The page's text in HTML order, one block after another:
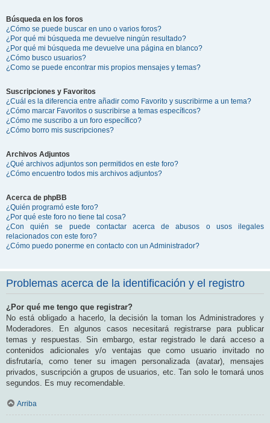
Búsqueda en los foros
¿Cómo se puede buscar en uno o varios foros?
¿Por qué mi búsqueda me devuelve ningún resultado?
¿Por qué mi búsqueda me devuelve una página en blanco?
¿Cómo busco usuarios?
¿Como se puede encontrar mis propios mensajes y temas?
Suscripciones y Favoritos
¿Cuál es la diferencia entre añadir como Favorito y suscribirme a un tema?
¿Cómo marcar Favoritos o suscribirse a temas específicos?
¿Cómo me suscribo a un foro específico?
¿Cómo borro mis suscripciones?
Archivos Adjuntos
¿Qué archivos adjuntos son permitidos en este foro?
¿Cómo encuentro todos mis archivos adjuntos?
Acerca de phpBB
¿Quién programó este foro?
¿Por qué este foro no tiene tal cosa?
¿Con quién se puede contactar acerca de abusos o usos ilegales
relacionados con este foro?
¿Cómo puedo ponerme en contacto con un Administrador?
Problemas acerca de la identificación y el registro
¿Por qué me tengo que registrar?
No está obligado a hacerlo, la decisión la toman los Administradores y
Moderadores. En algunos casos necesitará registrarse para publicar
temas y respuestas. Sin embargo, estar registrado le dará acceso a
contenidos adicionales y/o ventajas que como usuario invitado no
disfrutaría, como tener su imagen personalizada (avatar), mensajes
privados, suscripción a grupos de usuarios, etc. Tan solo le tomará unos
segundos. Es muy recomendable.
Arriba